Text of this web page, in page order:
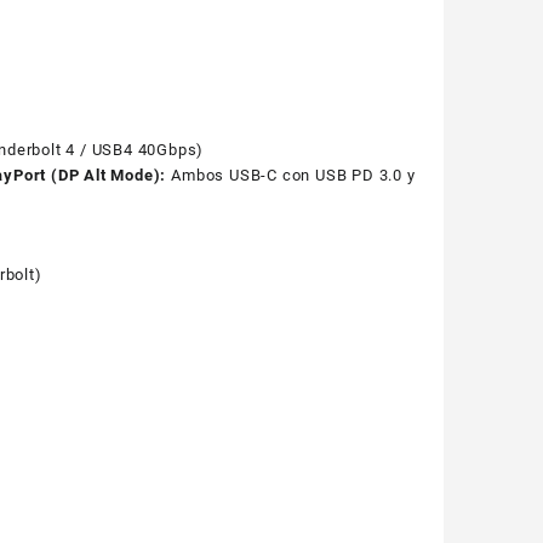
4 / USB4 40Gbps)
(DP Alt Mode): Ambos USB-C con USB PD 3.0 y